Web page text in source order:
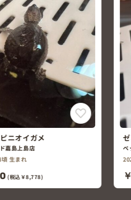
ゼニガメ
ペッツランド嘉島上島店
2026/06/08頃 生まれ
￥1,980